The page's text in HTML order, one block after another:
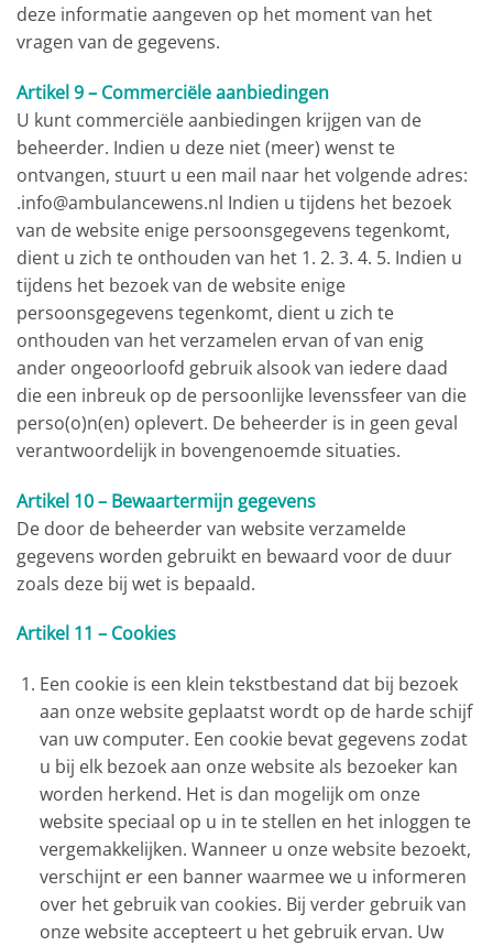
deze informatie aangeven op het moment van het
vragen van de gegevens.
Artikel 9 – Commerciële aanbiedingen
U kunt commerciële aanbiedingen krijgen van de
beheerder. Indien u deze niet (meer) wenst te
ontvangen, stuurt u een mail naar het volgende adres:
.info@ambulancewens.nl Indien u tijdens het bezoek
van de website enige persoonsgegevens tegenkomt,
dient u zich te onthouden van het 1. 2. 3. 4. 5. Indien u
tijdens het bezoek van de website enige
persoonsgegevens tegenkomt, dient u zich te
onthouden van het verzamelen ervan of van enig
ander ongeoorloofd gebruik alsook van iedere daad
die een inbreuk op de persoonlijke levenssfeer van die
perso(o)n(en) oplevert. De beheerder is in geen geval
verantwoordelijk in bovengenoemde situaties.
Artikel 10 – Bewaartermijn gegevens
De door de beheerder van website verzamelde
gegevens worden gebruikt en bewaard voor de duur
zoals deze bij wet is bepaald.
Artikel 11 – Cookies
Een cookie is een klein tekstbestand dat bij bezoek
aan onze website geplaatst wordt op de harde schijf
van uw computer. Een cookie bevat gegevens zodat
u bij elk bezoek aan onze website als bezoeker kan
worden herkend. Het is dan mogelijk om onze
website speciaal op u in te stellen en het inloggen te
vergemakkelijken. Wanneer u onze website bezoekt,
verschijnt er een banner waarmee we u informeren
over het gebruik van cookies. Bij verder gebruik van
onze website accepteert u het gebruik ervan. Uw